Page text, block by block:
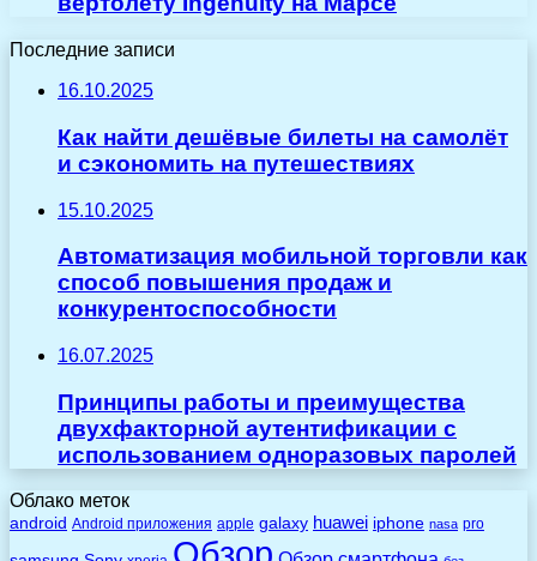
Последние записи
16.10.2025
Как найти дешёвые билеты на самолёт
и сэкономить на путешествиях
15.10.2025
Автоматизация мобильной торговли как
способ повышения продаж и
конкурентоспособности
16.07.2025
Принципы работы и преимущества
двухфакторной аутентификации с
использованием одноразовых паролей
Облако меток
android Android приложения apple galaxy huawei iphone nasa pro